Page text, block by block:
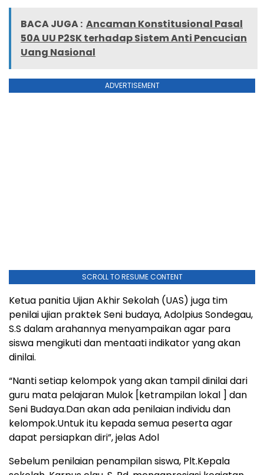
BACA JUGA : Ancaman Konstitusional Pasal
50A UU P2SK terhadap Sistem Anti Pencucian
Uang Nasional
ADVERTISEMENT
SCROLL TO RESUME CONTENT
Ketua panitia Ujian Akhir Sekolah (UAS) juga tim
penilai ujian praktek Seni budaya, Adolpius Sondegau,
S.S dalam arahannya menyampaikan agar para
siswa mengikuti dan mentaati indikator yang akan
dinilai.
“Nanti setiap kelompok yang akan tampil dinilai dari
guru mata pelajaran Mulok [ketrampilan lokal ] dan
Seni Budaya.Dan akan ada penilaian individu dan
kelompok.Untuk itu kepada semua peserta agar
dapat persiapkan diri”, jelas Adol
Sebelum penilaian penampilan siswa, Plt.Kepala